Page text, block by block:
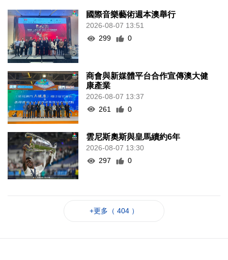
國際音樂藝術週本澳舉行
2026-08-07 13:51
299
0
商會與新媒體平台合作宣傳澳大健
康產業
2026-08-07 13:37
261
0
雲尼斯奧斯與皇馬續約6年
2026-08-07 13:30
297
0
+更多（ 404 ）